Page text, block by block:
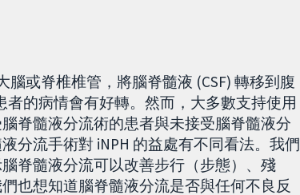
或脊椎椎管，將腦脊髓液 (CSF) 轉移到腹
的病情會有好轉。然而，大多數支持使用
脊髓液分流術的患者與未接受腦脊髓液分
分流手術對 iNPH 的益處有不同看法。我們
脊髓液分流可以改善步行（步態）、殘
也想知道腦脊髓液分流是否與任何不良反